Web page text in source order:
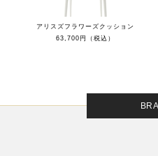
アリスズフラワーズクッション
63,700円（税込）